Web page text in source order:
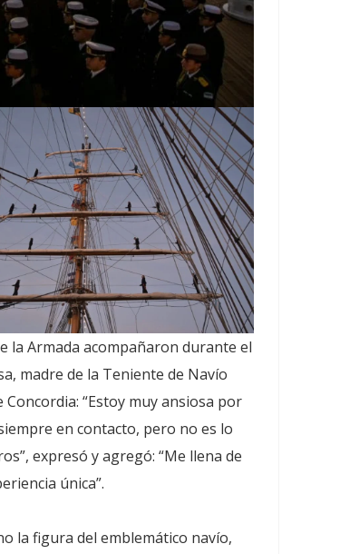
la Armada acompañaron durante el
madre de la Teniente de Navío
“Estoy muy ansiosa por
en contacto, pero no es lo
expresó y agregó: “Me llena de
única”.
la figura del emblemático navío,